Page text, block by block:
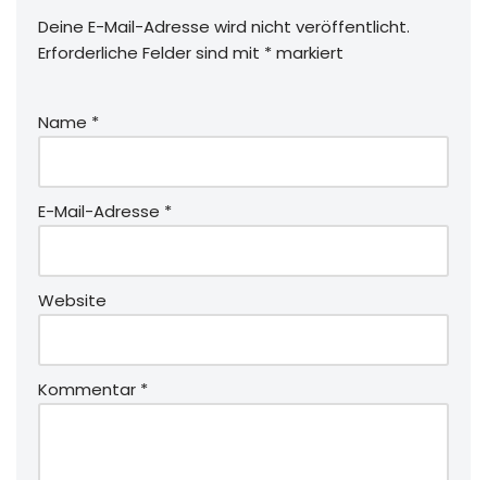
Deine E-Mail-Adresse wird nicht veröffentlicht.
Erforderliche Felder sind mit *markiert
Name *
E-Mail-Adresse *
Website
Kommentar *